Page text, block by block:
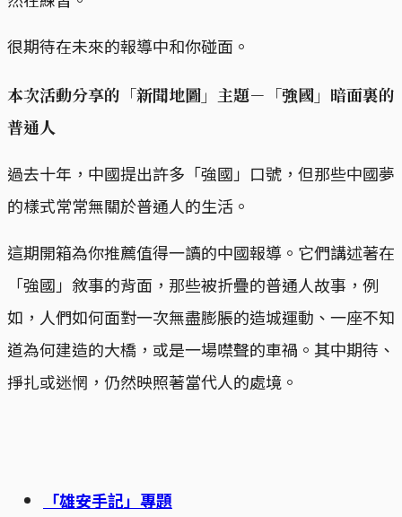
很期待在未來的報導中和你碰面。
本次活動分享的「新聞地圖」主題－ 「強國」暗面裏的
普通人
過去十年，中國提出許多「強國」口號，但那些中國夢
的樣式常常無關於普通人的生活。
這期開箱為你推薦值得一讀的中國報導。它們講述著在
「強國」敘事的背面，那些被折疊的普通人故事，例
如，人們如何面對一次無盡膨脹的造城運動、一座不知
道為何建造的大橋，或是一場噤聲的車禍。其中期待、
掙扎或迷惘，仍然映照著當代人的處境。
「雄安手記」專題